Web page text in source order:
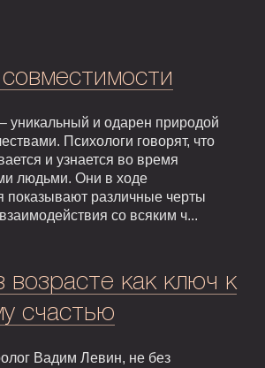
совместимости
уникальный и одарен природой
Психологи говорят, что
и узнается во время
людьми. Они в ходе
показывают различные черты
со всяким ч...
возрасте как ключ к
счастью
Вадим Левин, не без